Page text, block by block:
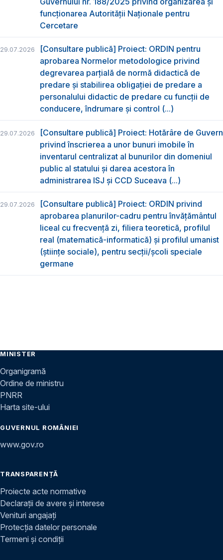
funcţionarea Autorităţii Naţionale pentru
Cercetare
29.07.2026
[Consultare publică] Proiect: ORDIN pentru
aprobarea Normelor metodologice privind
degrevarea parțială de normă didactică de
predare şi stabilirea obligaţiei de predare a
personalului didactic de predare cu funcții de
conducere, îndrumare și control (...)
29.07.2026
[Consultare publică] Proiect: Hotărâre de Guvern
privind înscrierea a unor bunuri imobile în
inventarul centralizat al bunurilor din domeniul
public al statului și darea acestora în
administrarea ISJ și CCD Suceava (...)
29.07.2026
[Consultare publică] Proiect: ORDIN privind
aprobarea planurilor-cadru pentru învățământul
liceal cu frecvență zi, filiera teoretică, profilul
real (matematică-informatică) și profilul umanist
(științe sociale), pentru secții/școli speciale
germane
MINISTER
Organigramă
Ordine de ministru
PNRR
Harta site-ului
GUVERNUL ROMÂNIEI
www.gov.ro
TRANSPARENȚĂ
Proiecte acte normative
Declarații de avere și interese
Venituri angajați
Protecția datelor personale
Termeni și condiții